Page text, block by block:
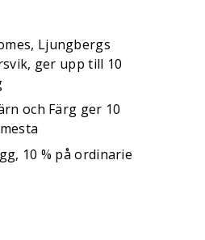
Ljungbergs
ger upp till 10
och Färg ger 10
10 % på ordinarie